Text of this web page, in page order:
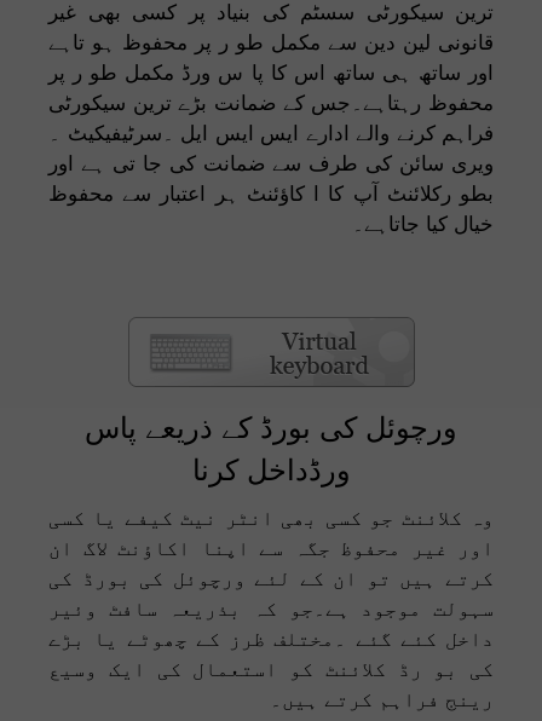
ترین سیکورٹی سسٹم کی بنیاد پر کسی بھی غیر
قانونی لین دین سے مکمل طو ر پر محفوظ ہو تاہے
اور ساتھ ہی ساتھ اس کا پا س ورڈ مکمل طو ر پر
محفوظ رہتاہے۔جس کے ضمانت بڑے ترین سیکورٹی
فراہم کرنے والے ادارے ایس ایس ایل ۔سرٹیفیکیٹ ۔
ویری سائن کی طرف سے ضمانت کی جا تی ہے اور
بطو رکلائنٹ آپ کا ا کاؤئنٹ ہر اعتبار سے محفوظ
خیال کیا جاتاہے۔
ورچوئل کی بورڈ کے ذریعے پاس
ورڈداخل کرنا
وہ کلائنٹ جو کسی بھی انٹر نیٹ کیفے یا کسی
اور غیر محفوظ جگہ سے اپنا اکاؤنٹ لاگ ان
کرتے ہیں تو ان کے لئے ورچوئل کی بورڈ کی
سہولت موجود ہے۔جو کہ بذریعہ سافٹ وئیر
داخل کئے گئے ۔مختلف ظرز کے چھوٹے یا بڑے
کی بو رڈ کلائنٹ کو استعمال کی ایک وسیع
رینج فراہم کرتے ہیں۔